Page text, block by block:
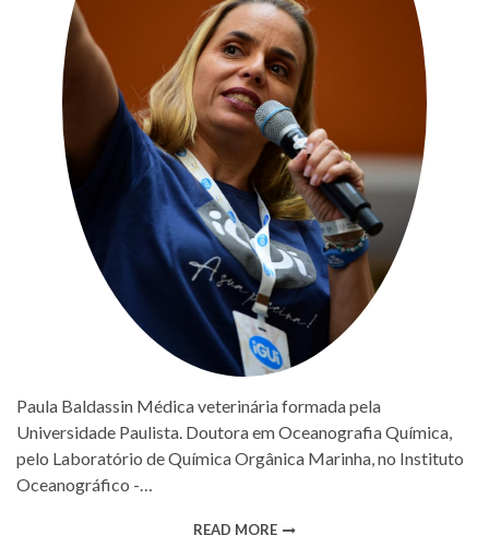
Paula Baldassin Médica veterinária formada pela
Universidade Paulista. Doutora em Oceanografia Química,
pelo Laboratório de Química Orgânica Marinha, no Instituto
Oceanográfico -…
READ MORE